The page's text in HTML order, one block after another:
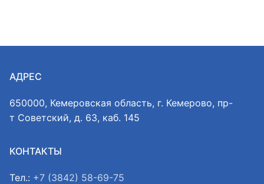
АДРЕС
650000, Кемеровская область, г. Кемерово, пр-
т Советский, д. 63, каб. 145
КОНТАКТЫ
Тел.: +7 (3842) 58-69-75